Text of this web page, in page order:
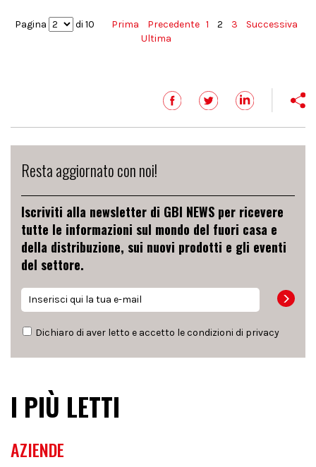
Pagina di 10 Prima Precedente 1 2 3
Successiva
Ultima
Resta aggiornato con noi!
Iscriviti alla newsletter di GBI NEWS per ricevere
tutte le informazioni sul mondo del fuori casa e
della distribuzione, sui nuovi prodotti e gli eventi
del settore.
Dichiaro di aver letto e accetto le condizioni di privacy
I PIÙ LETTI
AZIENDE